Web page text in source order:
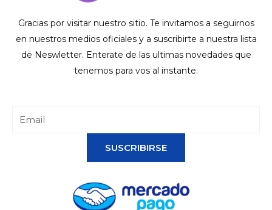
Gracias por visitar nuestro sitio. Te invitamos a seguirnos
en nuestros medios oficiales y a suscribirte a nuestra lista
de Neswletter. Enterate de las ultimas novedades que
tenemos para vos al instante.
SUSCRIBIRSE